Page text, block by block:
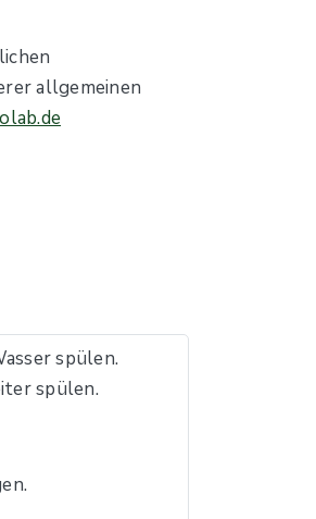
allgemeinen
spülen.
spülen.